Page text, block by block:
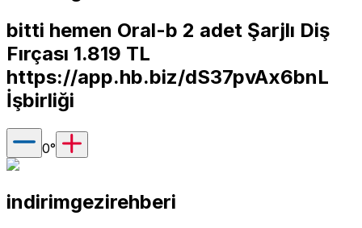
bitti hemen Oral-b 2 adet Şarjlı Diş
Fırçası 1.819 TL
https://app.hb.biz/dS37pvAx6bnL
İşbirliği
0°
indirimgezirehberi